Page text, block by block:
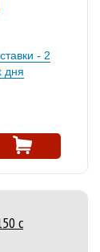
- 2
дня
с